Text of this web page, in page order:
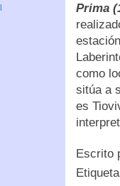
Prima
como
sitúa a
es
Escrito